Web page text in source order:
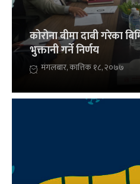
कोरोना बीमा दाबी गरेका
भुक्तानी गर्ने निर्णय
मंगलबार, कात्तिक १८, २०७७